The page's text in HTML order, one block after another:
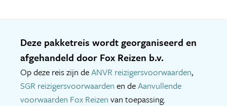
Deze pakketreis wordt georganiseerd en
afgehandeld door Fox Reizen b.v.
Op deze reis zijn deANVR reizigersvoorwaarden,
SGR reizigersvoorwaarden en deAanvullende
voorwaarden Fox Reizen van toepassing.